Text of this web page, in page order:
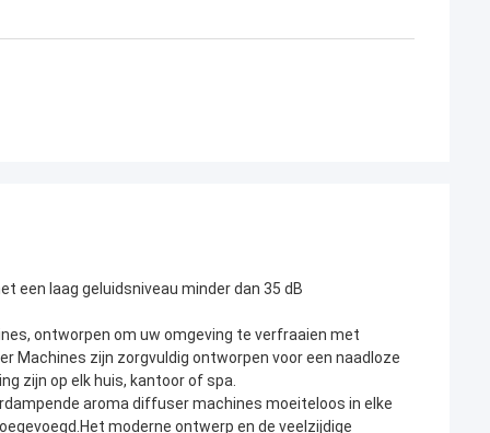
een laag geluidsniveau minder dan 35 dB
ontworpen om uw omgeving te verfraaien met
Machines zijn zorgvuldig ontworpen voor een naadloze
zijn op elk huis, kantoor of spa.
aroma diffuser machines moeiteloos in elke
moderne ontwerp en de veelzijdige